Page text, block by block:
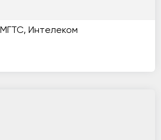
МГТС, Интелеком